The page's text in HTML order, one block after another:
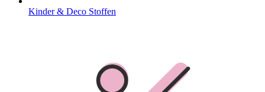
Kinder & Deco Stoffen